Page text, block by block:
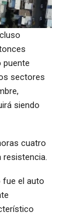
puente
sectores
siendo
cuatro
fue el auto